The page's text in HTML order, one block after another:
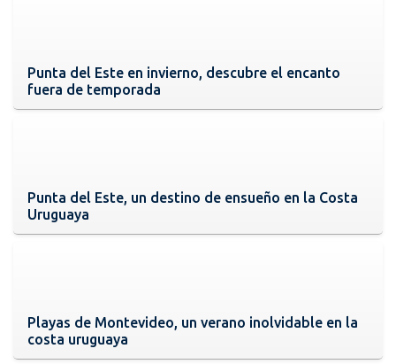
Punta del Este en invierno, descubre el encanto
fuera de temporada
Punta del Este, un destino de ensueño en la Costa
Uruguaya
Playas de Montevideo, un verano inolvidable en la
costa uruguaya